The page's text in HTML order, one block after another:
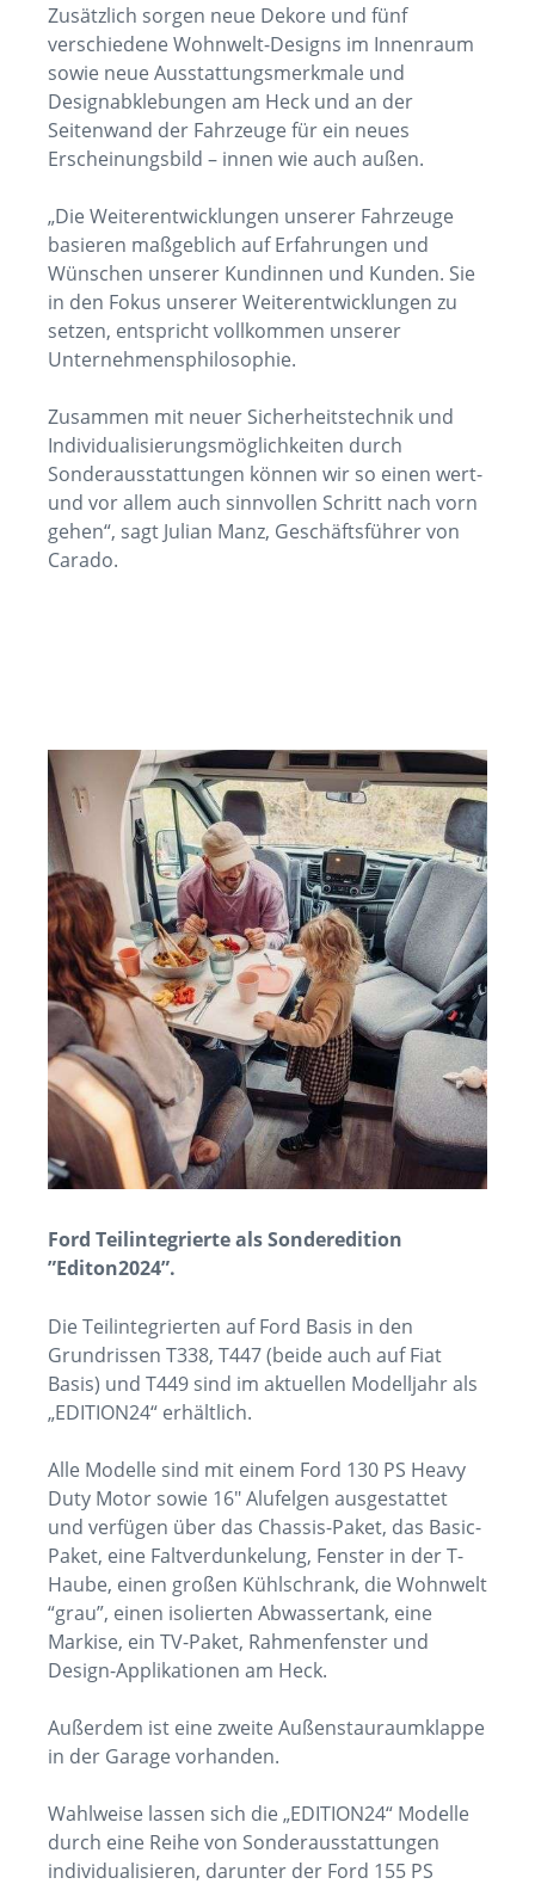
Zusätzlich sorgen neue Dekore und fünf
verschiedene Wohnwelt-Designs im Innenraum
sowie neue Ausstattungsmerkmale und
Designabklebungen am Heck und an der
Seitenwand der Fahrzeuge für ein neues
Erscheinungsbild – innen wie auch außen.
„Die Weiterentwicklungen unserer Fahrzeuge
basieren maßgeblich auf Erfahrungen und
Wünschen unserer Kundinnen und Kunden. Sie
in den Fokus unserer Weiterentwicklungen zu
setzen, entspricht vollkommen unserer
Unternehmensphilosophie.
Zusammen mit neuer Sicherheitstechnik und
Individualisierungsmöglichkeiten durch
Sonderausstattungen können wir so einen wert-
und vor allem auch sinnvollen Schritt nach vorn
gehen“, sagt Julian Manz, Geschäftsführer von
Carado.
Ford Teilintegrierte als Sonderedition
”Editon2024”.
Die Teilintegrierten auf Ford Basis in den
Grundrissen T338, T447 (beide auch auf Fiat
Basis) und T449 sind im aktuellen Modelljahr als
„EDITION24“ erhältlich.
Alle Modelle sind mit einem Ford 130 PS Heavy
Duty Motor sowie 16″ Alufelgen ausgestattet
und verfügen über das Chassis-Paket, das Basic-
Paket, eine Faltverdunkelung, Fenster in der T-
Haube, einen großen Kühlschrank, die Wohnwelt
“grau”, einen isolierten Abwassertank, eine
Markise, ein TV-Paket, Rahmenfenster und
Design-Applikationen am Heck.
Außerdem ist eine zweite Außenstauraumklappe
in der Garage vorhanden.
Wahlweise lassen sich die „EDITION24“ Modelle
durch eine Reihe von Sonderausstattungen
individualisieren, darunter der Ford 155 PS